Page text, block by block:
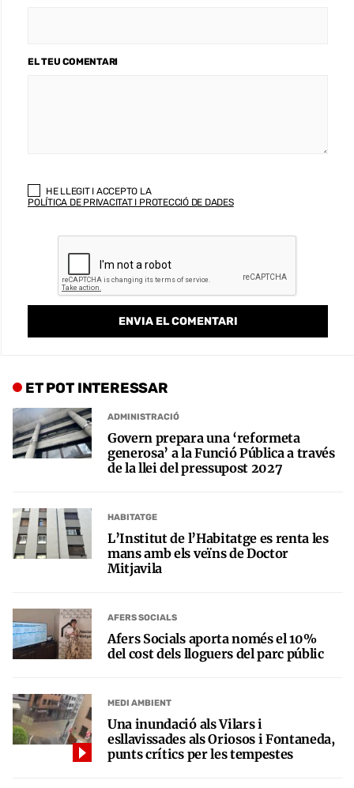
EL TEU COMENTARI
HE LLEGIT I ACCEPTO LA
POLÍTICA DE PRIVACITAT I PROTECCIÓ DE DADES
ET POT INTERESSAR
ADMINISTRACIÓ
Govern prepara una ‘reformeta
generosa’ a la Funció Pública a través
de la llei del pressupost 2027
HABITATGE
L’Institut de l’Habitatge es renta les
mans amb els veïns de Doctor
Mitjavila
AFERS SOCIALS
Afers Socials aporta només el 10%
del cost dels lloguers del parc públic
MEDI AMBIENT
Una inundació als Vilars i
esllavissades als Oriosos i Fontaneda,
punts crítics per les tempestes